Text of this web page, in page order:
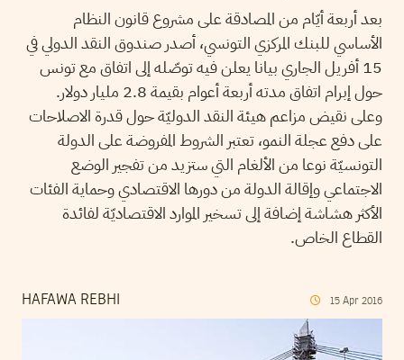
بعد أربعة أيّام من المصادقة على مشروع قانون النظام
الأساسي للبنك المركزي التونسي، أصدر صندوق النقد الدولي في
15 أفريل الجاري بيانا يعلن فيه توصّله إلى اتفاق مع تونس
حول إبرام اتفاق مدته أربعة أعوام بقيمة 2.8 مليار دولار.
وعلى نقيض مزاعم هيئة النقد الدوليّة حول قدرة الاصلاحات
على دفع عجلة النمو، تعتبر الشروط المفروضة على الدولة
التونسيّة نوعا من الألغام التي ستزيد من تفجير الوضع
الاجتماعي وإقالة الدولة من دورها الاقتصادي وحماية الفئات
الأكثر هشاشة إضافة إلى تسخير الموارد الاقتصاديّة لفائدة
القطاع الخاص.
HAFAWA REBHI 15 Apr 2016